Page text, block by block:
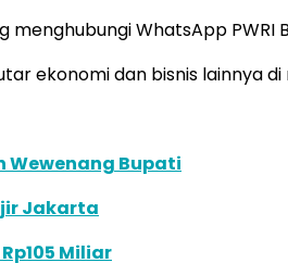
WhatsApp
ekonomi dan bisnis lainnya di
Wewenang Bupati
Jakarta
Miliar